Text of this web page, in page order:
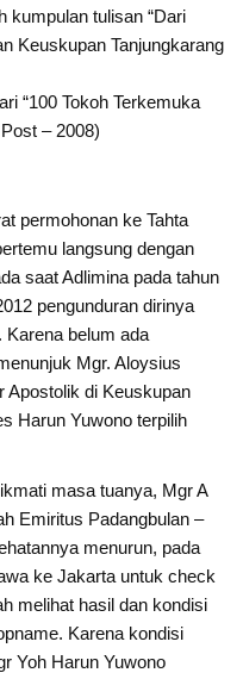
kumpulan tulisan “Dari
Keuskupan Tanjungkarang
“100 Tokoh Terkemuka
– 2008)
permohonan ke Tahta
langsung dengan
saat Adlimina pada tahun
pengunduran dirinya
Karena belum ada
Mgr. Aloysius
Apostolik di Keuskupan
Harun Yuwono terpilih
masa tuanya, Mgr A
Emiritus Padangbulan –
menurun, pada
ke Jakarta untuk check
melihat hasil dan kondisi
Karena kondisi
Yoh Harun Yuwono